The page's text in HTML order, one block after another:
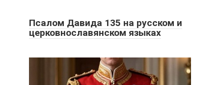
Псалом Давида 135 на русском и
церковнославянском языках